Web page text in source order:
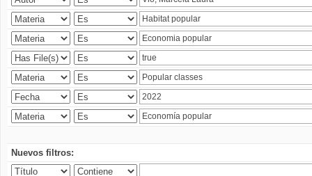
Nuevos filtros: